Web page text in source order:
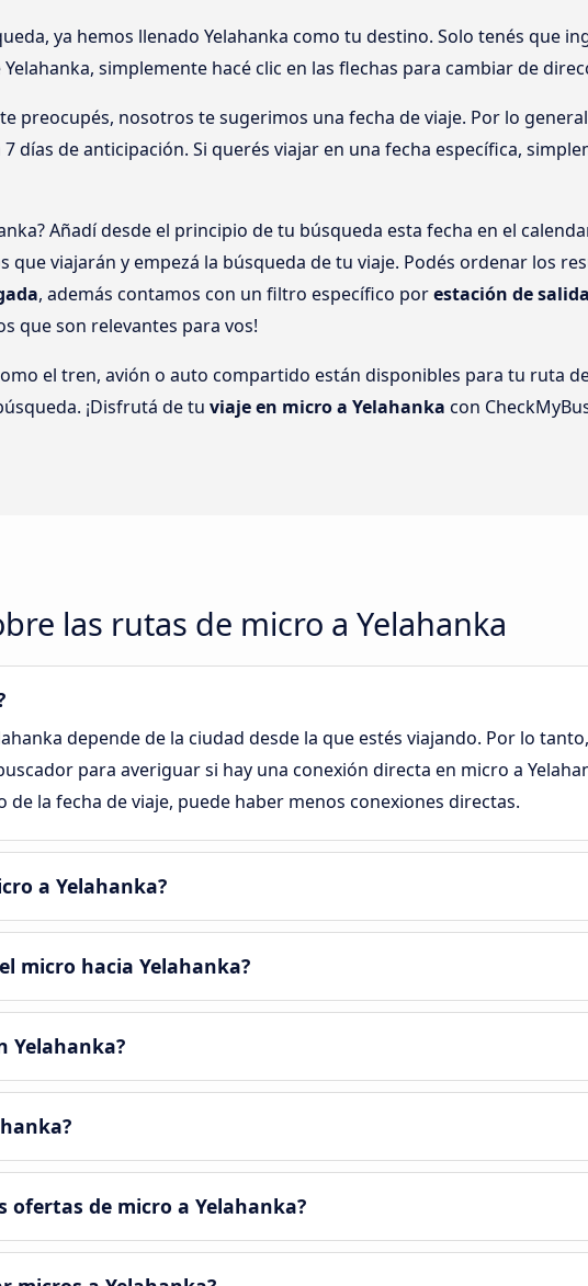
ya hemos llenado Yelahanka como tu destino. Solo tenés que
simplemente hacé clic en las flechas para cambiar de
preocupés, nosotros te sugerimos una fecha de viaje. Por lo
días de anticipación. Si querés viajar en una fecha específica,
Añadí desde el principio de tu búsqueda esta fecha en el
que viajarán y empezá la búsqueda de tu viaje. Podés ordenar los
, además contamos con un filtro específico porestación de
que son relevantes para vos!
el tren, avión o auto compartido están disponibles para tu ruta de
¡Disfrutá de tu viaje en micro a Yelahanka con
las rutas de micro a Yelahanka
depende de la ciudad desde la que estés viajando. Por lo
para averiguar si hay una conexión directa en micro a
la fecha de viaje, puede haber menos conexiones directas.
a Yelahanka?
micro hacia Yelahanka?
Yelahanka?
ofertas de micro a Yelahanka?